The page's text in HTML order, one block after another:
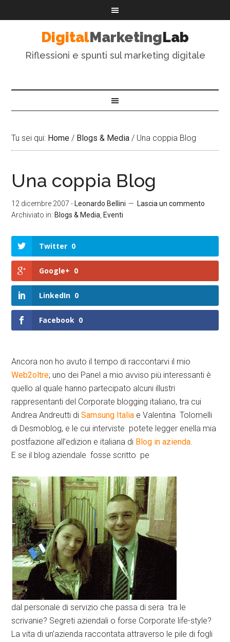
DigitalMarketingLab
Riflessioni e spunti sul marketing digitale
Tu sei qui: Home / Blogs & Media / Una coppia Blog
Una coppia Blog
12 dicembre 2007 - Leonardo Bellini
Lascia un commento
Archiviato in: Blogs & Media Eventi
Twitter 0
Google+ 0
LinkedIn 0
Facebook 0
Ancora non ho avuto il tempo di raccontarvi il mio
Web2oltre; uno dei Panel a mio avviso più interessanti è
quello al quale hanno partecipato alcuni illustri
rappresentanti del Corporate blogging italiano, tra cui
Andrea Andreutti diSamsung Italia e Valentina Tolomelli
di Desmoblog, e le cui interviste potete legger enella mia
postfazione all’edizion e italiana di Blog in azienda.
E se il blog aziendale fosse scritto pe
dal personale di servizio che passa di sera tra le
scrivanie? Segreti aziendali o forse Corporate life-style?
La vita di un’azienda raccontata attraverso le pile di fogli